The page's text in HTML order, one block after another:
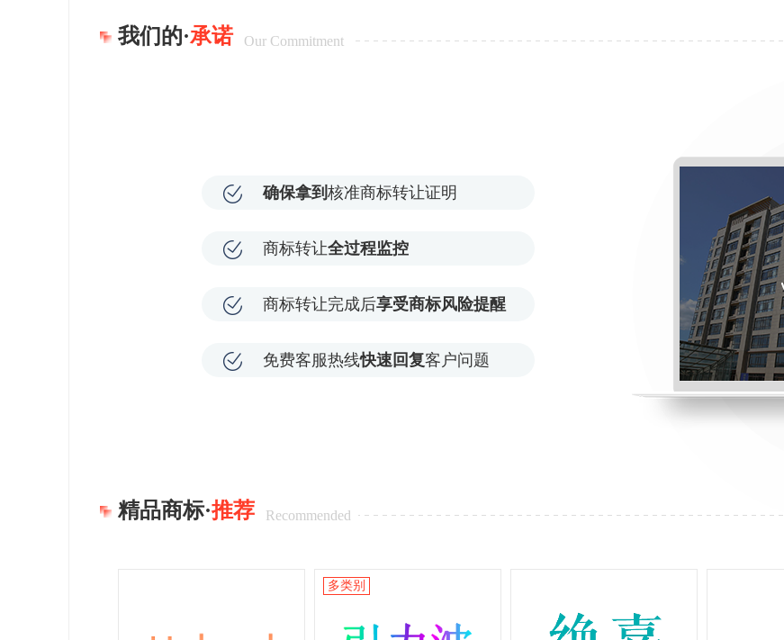
我们的·承诺 Our Commitment
确保拿到 核准商标转让证明
商标转让全过程监控
商标转让完成后享受商标风险提醒
免费客服热线快速回复客户问题
精品商标·推荐 Recommended
多类别